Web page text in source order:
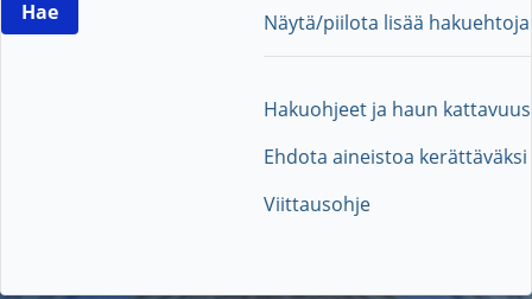
Näytä/piilota lisää hakuehtoja
Hakuohjeet ja haun kattavuus
Ehdota aineistoa kerättäväksi
Viittausohje